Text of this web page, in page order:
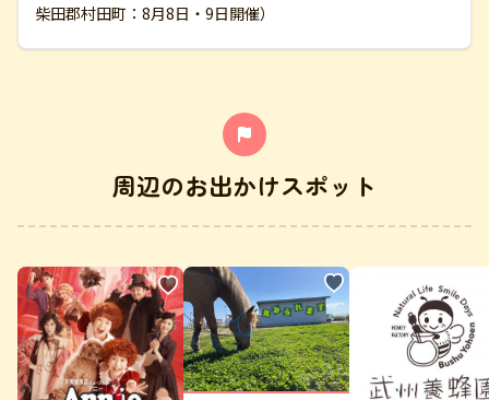
柴田郡村田町：8月8日・9日開催）
周辺のお出かけスポット